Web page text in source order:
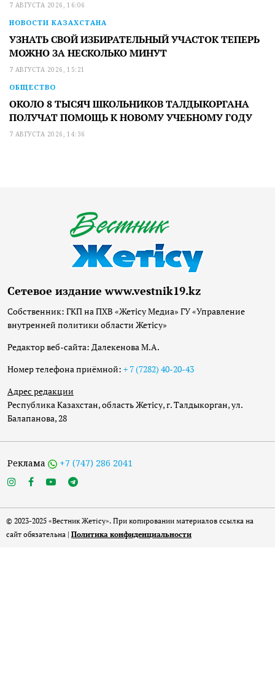
7 АВГУСТА 2026, 16:06
НОВОСТИ КАЗАХСТАНА
УЗНАТЬ СВОЙ ИЗБИРАТЕЛЬНЫЙ УЧАСТОК ТЕПЕРЬ
МОЖНО ЗА НЕСКОЛЬКО МИНУТ
7 АВГУСТА 2026, 15:21
ОБЩЕСТВО
ОКОЛО 8 ТЫСЯЧ ШКОЛЬНИКОВ ТАЛДЫКОРГАНА
ПОЛУЧАТ ПОМОЩЬ К НОВОМУ УЧЕБНОМУ ГОДУ
7 АВГУСТА 2026, 14:36
Сетевое издание www.vestnik19.kz
Собственник: ГКП на ПХВ «Жетісу Медиа» ГУ «Управление
внутренней политики области Жетісу»
Редактор веб-сайта: Далекенова М.А.
Номер телефона приёмной: + 7 (7282) 40-20-43
Адрес редакции
Республика Казахстан, область Жетісу, г. Талдыкорган, ул.
Балапанова, 28
Реклама +7 (747) 286 2041
© 2023-2025 «Вестник Жетісу». При копировании материалов ссылка на
сайт обязательна | Политика конфиденциальности